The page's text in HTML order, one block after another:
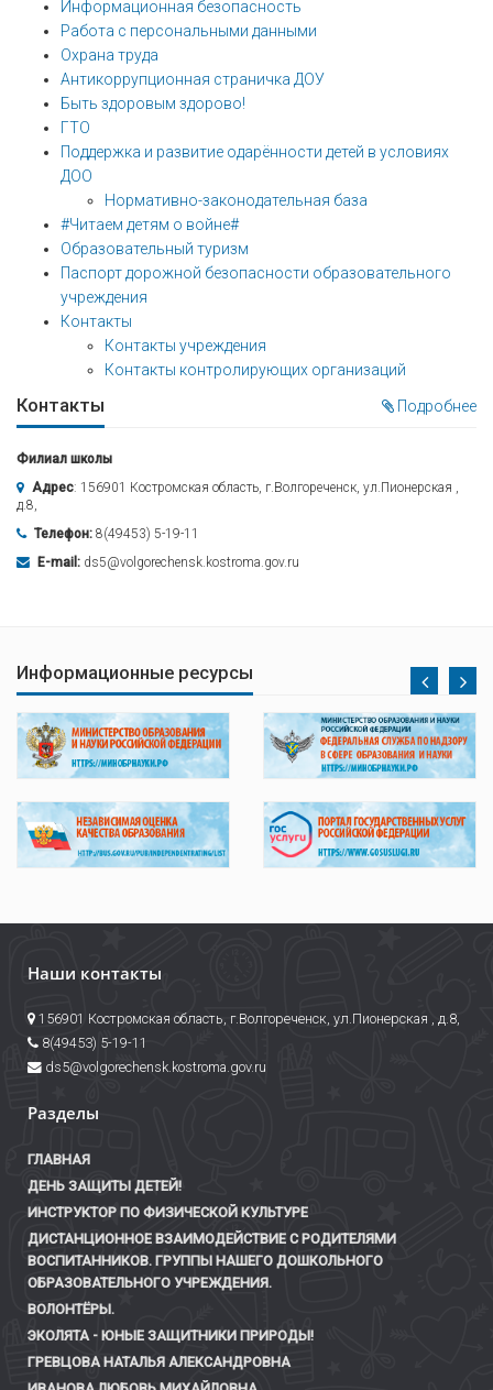
Информационная безопасность
Работа с персональными данными
Охрана труда
Антикоррупционная страничка ДОУ
Быть здоровым здорово!
ГТО
Поддержка и развитие одарённости детей в условиях
ДОО
Нормативно-законодательная база
#Читаем детям о войне#
Образовательный туризм
Паспорт дорожной безопасности образовательного
учреждения
Контакты
Контакты учреждения
Контакты контролирующих организаций
Контакты Подробнее
Филиал школы
Адрес: 156901 Костромская область, г.Волгореченск, ул.Пионерская ,
д.8,
Телефон: 8(49453) 5-19-11
E-mail: ds5@volgorechensk.kostroma.gov.ru
Информационные ресурсы
Наши контакты
156901 Костромская область, г.Волгореченск, ул.Пионерская , д.8,
8(49453) 5-19-11
ds5@volgorechensk.kostroma.gov.ru
Разделы
ГЛАВНАЯ
ДЕНЬ ЗАЩИТЫ ДЕТЕЙ!
ИНСТРУКТОР ПО ФИЗИЧЕСКОЙ КУЛЬТУРЕ
ДИСТАНЦИОННОЕ ВЗАИМОДЕЙСТВИЕ С РОДИТЕЛЯМИ
ВОСПИТАННИКОВ. ГРУППЫ НАШЕГО ДОШКОЛЬНОГО
ОБРАЗОВАТЕЛЬНОГО УЧРЕЖДЕНИЯ.
ВОЛОНТЁРЫ.
ЭКОЛЯТА - ЮНЫЕ ЗАЩИТНИКИ ПРИРОДЫ!
ГРЕВЦОВА НАТАЛЬЯ АЛЕКСАНДРОВНА